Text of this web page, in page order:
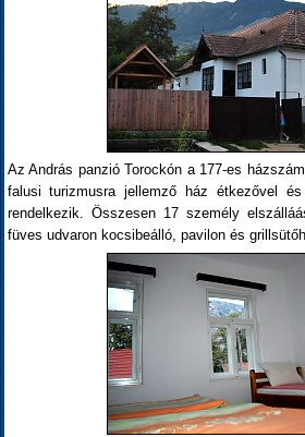
Az András panzió Torockón a 177-es
falusi turizmusra jellemző ház étkezővel
rendelkezik. Összesen 17 személy
füves udvaron kocsibeálló, pavilon és